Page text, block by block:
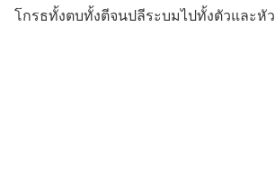
โกรธทั้งตบทั้งตีจนปลีระบมไปทั้งตัวและหั